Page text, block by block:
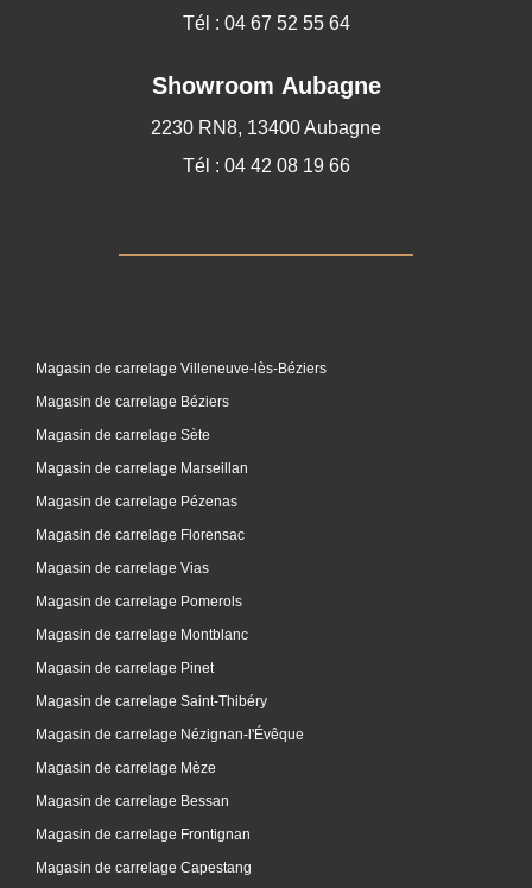
Tél : 04 67 52 55 64
Showroom Aubagne
2230 RN8, 13400 Aubagne
Tél : 04 42 08 19 66
Magasin de carrelage Villeneuve-lès-Béziers
Magasin de carrelage Béziers
Magasin de carrelage Sète
Magasin de carrelage Marseillan
Magasin de carrelage Pézenas
Magasin de carrelage Florensac
Magasin de carrelage Vias
Magasin de carrelage Pomerols
Magasin de carrelage Montblanc
Magasin de carrelage Pinet
Magasin de carrelage Saint-Thibéry
Magasin de carrelage Nézignan-l'Évêque
Magasin de carrelage Mèze
Magasin de carrelage Bessan
Magasin de carrelage Frontignan
Magasin de carrelage Capestang